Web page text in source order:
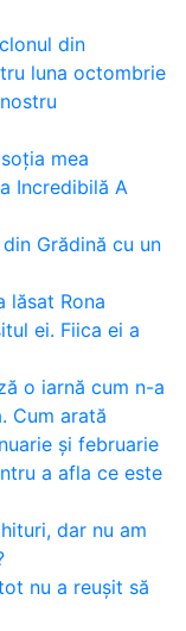
din
luna octombrie
mea
Incredibilă A
Grădină cu un
lăsat Rona
ei. Fiica ei a
o iarnă cum n-a
Cum arată
și februarie
a afla ce este
dar nu am
nu a reușit să